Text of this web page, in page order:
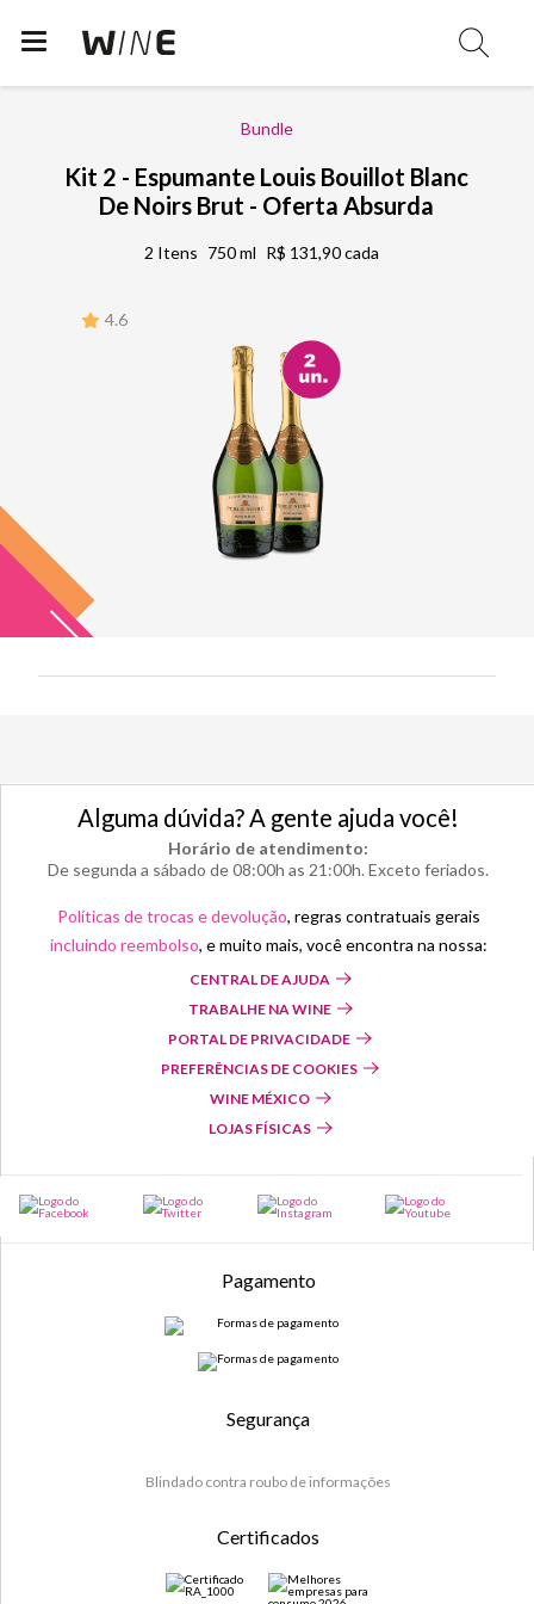
Bundle
Kit 2 - Espumante Louis Bouillot Blanc
De Noirs Brut - Oferta Absurda
2 Itens 750 ml R$ 131,90 cada
4.6
Alguma dúvida? A gente ajuda você!
Horário de atendimento:
De segunda a sábado de 08:00h as 21:00h. Exceto feriados.
Políticas de trocas e devolução, regras contratuais gerais
incluindo reembolso, e muito mais, você encontra na nossa:
CENTRAL DE AJUDA
TRABALHE NA WINE
PORTAL DE PRIVACIDADE
PREFERÊNCIAS DE COOKIES
WINE MÉXICO
LOJAS FÍSICAS
Pagamento
Segurança
Blindado contra roubo de informações
Certificados